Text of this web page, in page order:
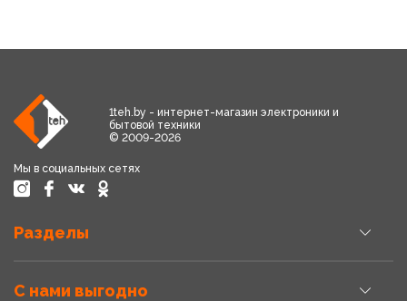
1teh.by - интернет-магазин электроники и
бытовой техники
© 2009-2026
Мы в социальных сетях
Разделы
С нами выгодно